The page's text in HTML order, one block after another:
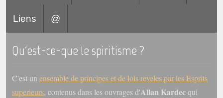
Bulletins "Le Spiritisme"
Journal trimestriel
Newsletters
trimestrielles
Citations
Liens @
Qu'est-ce-que le spiritisme ?
C'est un ensemble de principes et de lois reveles par les Esprits
superieurs, contenus dans les ouvrages d'Allan Kardecqui